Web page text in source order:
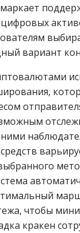
вариант
чтобы
кракен